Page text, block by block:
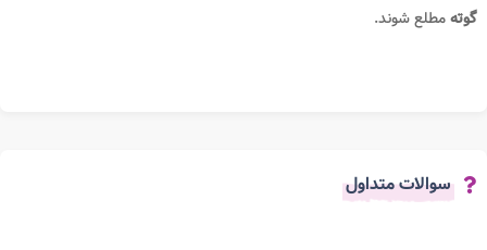
گوتهمطلع شوند.
سوالات متداول